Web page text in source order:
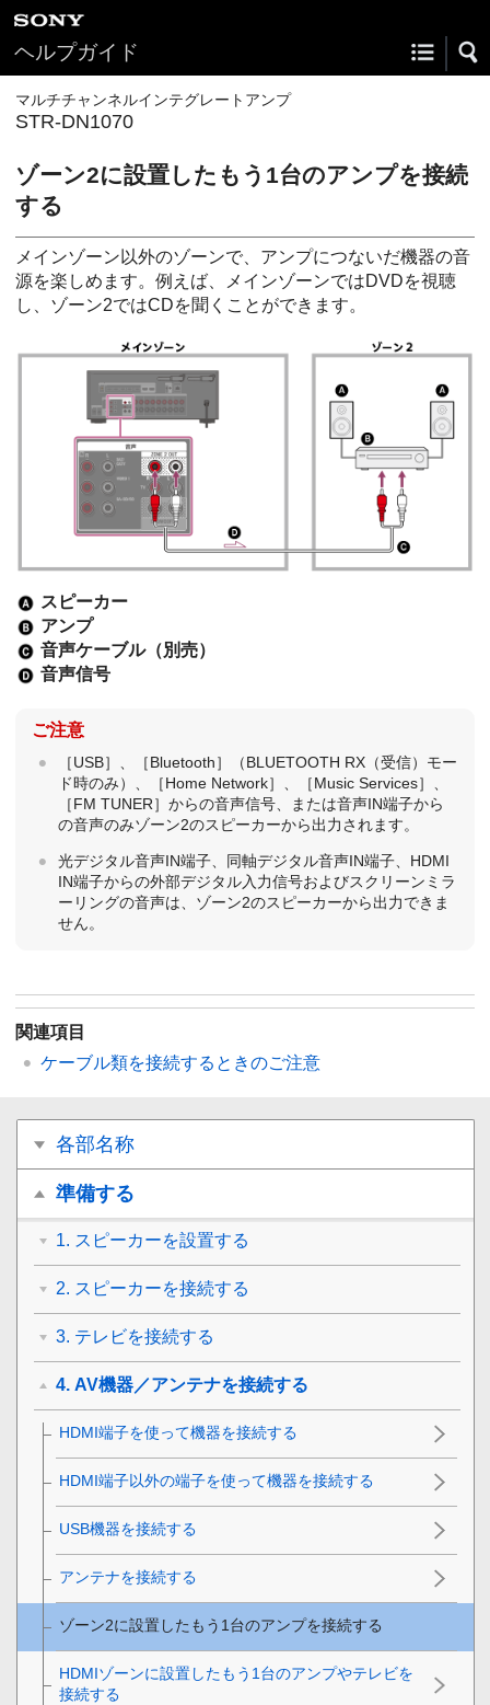
ヘルプガイド
マルチチャンネルインテグレートアンプ
STR-DN1070
ゾーン2に設置したもう1台のアンプを接続
する
メインゾーン以外のゾーンで、アンプにつないだ機器の音
源を楽しめます。例えば、メインゾーンではDVDを視聴
し、ゾーン2ではCDを聞くことができます。
スピーカー
アンプ
音声ケーブル（別売）
音声信号
ご注意
［USB］、［Bluetooth］（BLUETOOTH RX（受信）モー
ド時のみ）、［Home Network］、［Music Services］、
［FM TUNER］からの音声信号、または音声IN端子から
の音声のみゾーン2のスピーカーから出力されます。
光デジタル音声IN端子、同軸デジタル音声IN端子、HDMI
IN端子からの外部デジタル入力信号およびスクリーンミラ
ーリングの音声は、ゾーン2のスピーカーから出力できま
せん。
関連項目
ケーブル類を接続するときのご注意
各部名称
準備する
1. スピーカーを設置する
2. スピーカーを接続する
3. テレビを接続する
4. AV機器／アンテナを接続する
HDMI端子を使って機器を接続する
HDMI端子以外の端子を使って機器を接続する
USB機器を接続する
アンテナを接続する
ゾーン2に設置したもう1台のアンプを接続する
HDMIゾーンに設置したもう1台のアンプやテレビを
接続する